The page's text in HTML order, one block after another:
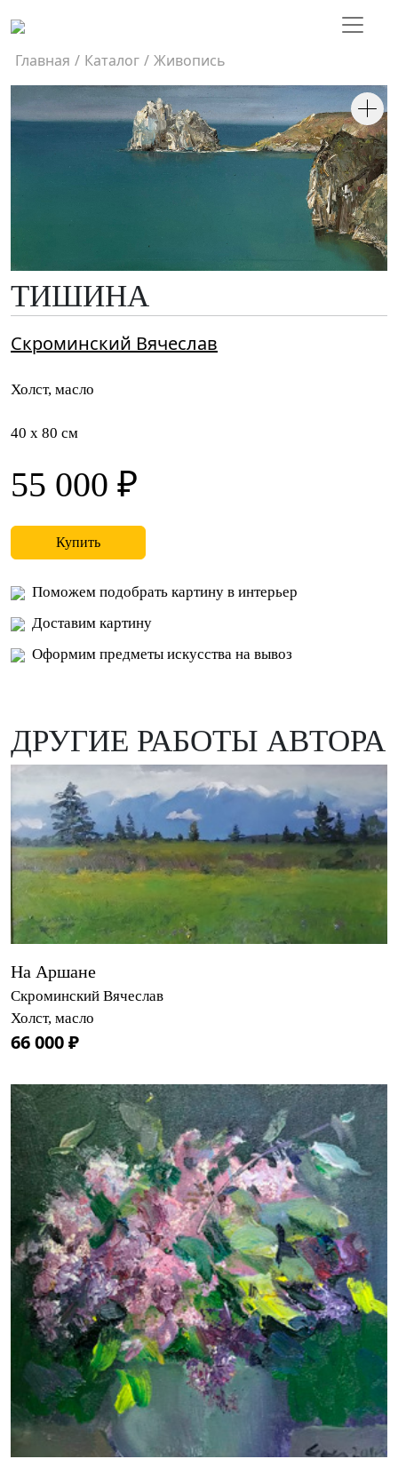
Главная / Каталог / Живопись
ТИШИНА
Скроминский Вячеслав
Холст, масло
40 x 80 см
55 000 ₽
Купить
Поможем подобрать картину в интерьер
Доставим картину
Оформим предметы искусства на вывоз
ДРУГИЕ РАБОТЫ АВТОРА
На Аршане
Скроминский Вячеслав
Холст, масло
66 000 ₽